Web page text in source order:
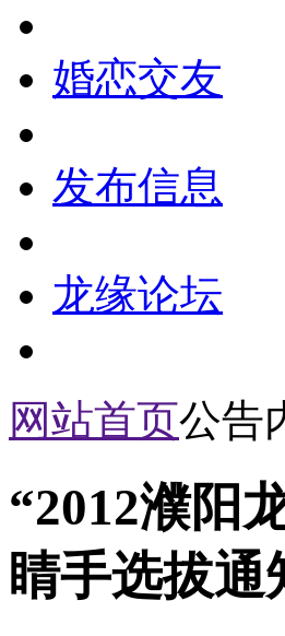
婚恋交友
发布信息
龙缘论坛
网站首页公告
“2012濮阳
睛手选拔通